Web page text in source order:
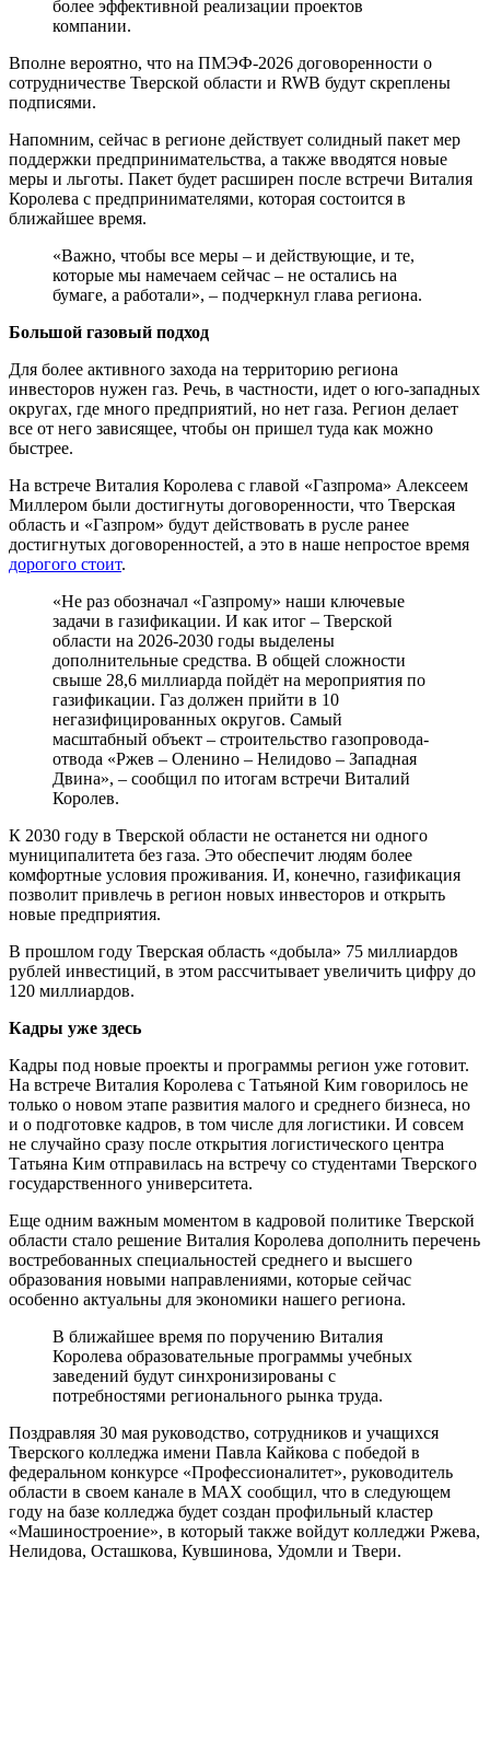
более эффективной реализации проектов
компании.
Вполне вероятно, что на ПМЭФ-2026 договоренности о
сотрудничестве Тверской области и RWB будут скреплены
подписями.
Напомним, сейчас в регионе действует солидный пакет мер
поддержки предпринимательства, а также вводятся новые
меры и льготы. Пакет будет расширен после встречи Виталия
Королева с предпринимателями, которая состоится в
ближайшее время.
«Важно, чтобы все меры – и действующие, и те,
которые мы намечаем сейчас – не остались на
бумаге, а работали», – подчеркнул глава региона.
Большой газовый подход
Для более активного захода на территорию региона
инвесторов нужен газ. Речь, в частности, идет о юго-западных
округах, где много предприятий, но нет газа. Регион делает
все от него зависящее, чтобы он пришел туда как можно
быстрее.
На встрече Виталия Королева с главой «Газпрома» Алексеем
Миллером были достигнуты договоренности, что Тверская
область и «Газпром» будут действовать в русле ранее
достигнутых договоренностей, а это в наше непростое время
дорогого стоит.
«Не раз обозначал «Газпрому» наши ключевые
задачи в газификации. И как итог – Тверской
области на 2026-2030 годы выделены
дополнительные средства. В общей сложности
свыше 28,6 миллиарда пойдёт на мероприятия по
газификации. Газ должен прийти в 10
негазифицированных округов. Самый
масштабный объект – строительство газопровода-
отвода «Ржев – Оленино – Нелидово – Западная
Двина», – сообщил по итогам встречи Виталий
Королев.
К 2030 году в Тверской области не останется ни одного
муниципалитета без газа. Это обеспечит людям более
комфортные условия проживания. И, конечно, газификация
позволит привлечь в регион новых инвесторов и открыть
новые предприятия.
В прошлом году Тверская область «добыла» 75 миллиардов
рублей инвестиций, в этом рассчитывает увеличить цифру до
120 миллиардов.
Кадры уже здесь
Кадры под новые проекты и программы регион уже готовит.
На встрече Виталия Королева с Татьяной Ким говорилось не
только о новом этапе развития малого и среднего бизнеса, но
и о подготовке кадров, в том числе для логистики. И совсем
не случайно сразу после открытия логистического центра
Татьяна Ким отправилась на встречу со студентами Тверского
государственного университета.
Еще одним важным моментом в кадровой политике Тверской
области стало решение Виталия Королева дополнить перечень
востребованных специальностей среднего и высшего
образования новыми направлениями, которые сейчас
особенно актуальны для экономики нашего региона.
В ближайшее время по поручению Виталия
Королева образовательные программы учебных
заведений будут синхронизированы с
потребностями регионального рынка труда.
Поздравляя 30 мая руководство, сотрудников и учащихся
Тверского колледжа имени Павла Кайкова с победой в
федеральном конкурсе «Профессионалитет», руководитель
области в своем канале в МАХ сообщил, что в следующем
году на базе колледжа будет создан профильный кластер
«Машиностроение», в который также войдут колледжи Ржева,
Нелидова, Осташкова, Кувшинова, Удомли и Твери.